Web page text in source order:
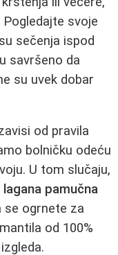
svoje
sečenja ispod
savršeno da
su uvek dobar
od pravila
bolničku odeću
U tom slučaju,
pamučna
se ogrnete za
od 100%